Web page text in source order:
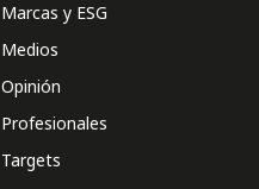
Marcas y ESG
Medios
Opinión
Profesionales
Targets